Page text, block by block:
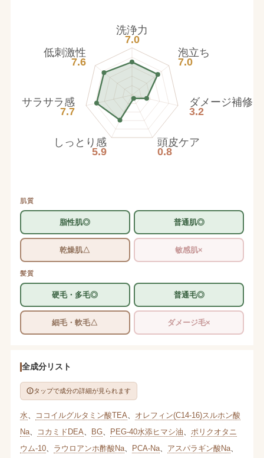
洗浄力
7.0
泡立ち
7.0
ダメージ補修
3.2
頭皮ケア
0.8
しっとり感
5.9
サラサラ感
7.7
低刺激性
7.6
肌質
脂性肌◎ 普通肌◎
乾燥肌△ 敏感肌×
髪質
硬毛・多毛◎ 普通毛◎
細毛・軟毛△ ダメージ毛×
全成分リスト
タップで成分の詳細が見られます
水 ココイルグルタミン酸TEA
オレフィン(C14-16)スルホン酸
Na、 コカミドDEA BG、 PEG-40水添ヒマシ油
ポリクオタニ
ウム-10、 ラウロアンホ酢酸Na、 PCA-Na、 アスパラギン酸Na、